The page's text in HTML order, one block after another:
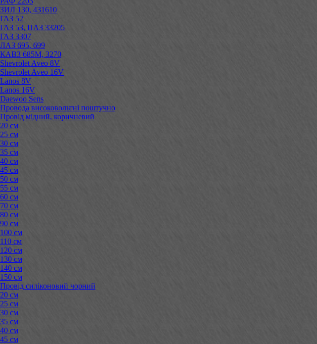
ЗИЛ 130, 431610
ГАЗ 52
ГАЗ 53, ПАЗ 33205
ГАЗ 3307
ЛАЗ 695, 699
КАВЗ 685М, 3270
Shevrolet Aveo 8V
Shevrolet Aveo 16V
Lanos 8V
Lanos 16V
Daewoo Sens
Провода високовольтні поштучно
Провід мідний, коричневий
20 см
25 см
30 см
35 см
40 см
45 см
50 см
55 см
60 см
70 см
80 см
90 см
100 см
110 см
120 см
130 см
140 см
150 см
Провід силіконовий чорний
20 см
25 см
30 см
35 см
40 см
45 см